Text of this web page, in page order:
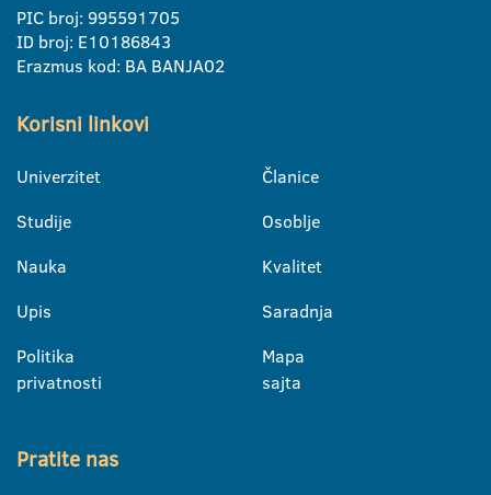
PIC broj: 995591705
ID broj: E10186843
Erazmus kod: BA BANJA02
Korisni linkovi
Univerzitet
Studije
Nauka
Upis
Politika
privatnosti
Članice
Osoblje
Kvalitet
Saradnja
Mapa
sajta
Pratite nas